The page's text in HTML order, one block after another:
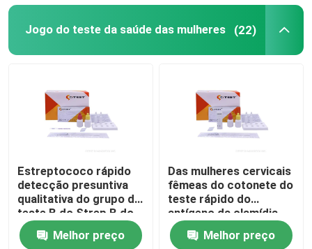
Controle da qualidade
Notícia
Jogo rápido do teste do antígeno de Covid 19
Jogo do teste do anticorpo de Covid 19
Jogo do teste da saúde das mulheres
Jogo do teste da saúde das mulheres (22)
Estreptococo rápido
detecção presuntiva
qualitativa do grupo de
teste B do Strep B do
antígeno de GBS
Melhor preço
Das mulheres cervicais
fêmeas do cotonete do
teste rápido do
antígeno da clamídia
CE0123 jogo do teste
da saúdeMelhor preço